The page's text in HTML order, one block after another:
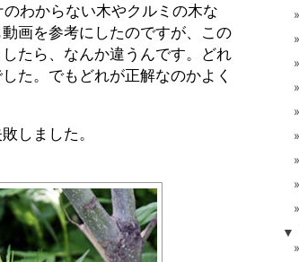
わからない木やクルミの木な
画を参考にしたのですが、この
たら、なんか違うんです。どれ
た。でもどれが正解なのかよく
しました。
▼